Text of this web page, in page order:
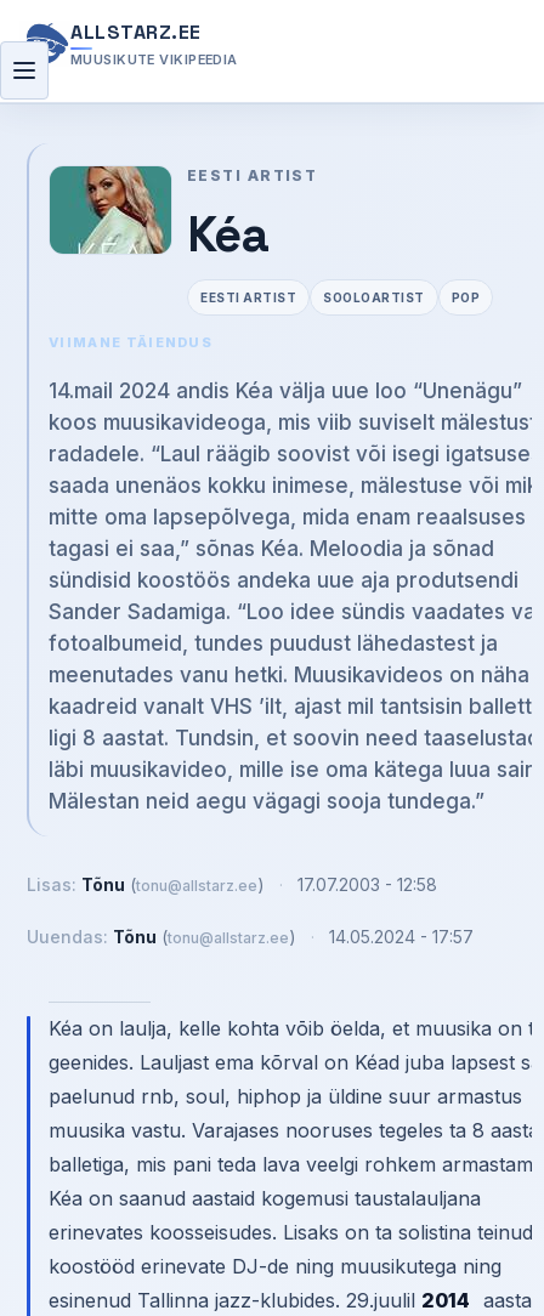
ALLSTARZ.EE
MUUSIKUTE VIKIPEEDIA
Menüü
EESTI ARTIST
Kéa
EESTI ARTIST SOOLOARTIST POP
VIIMANE TÄIENDUS
14.mail 2024 andis Kéa välja uue loo “Unenägu”
koos muusikavideoga, mis viib suviselt
radadele. “Laul räägib soovist või isegi
saada unenäos kokku inimese, mälestuse või
mitte oma lapsepõlvega, mida enam reaalsuses
tagasi ei saa,” sõnas Kéa. Meloodia ja sõnad
sündisid koostöös andeka uue aja produtsendi
Sander Sadamiga. “Loo idee sündis vaadates
fotoalbumeid, tundes puudust lähedastest ja
meenutades vanu hetki. Muusikavideos on näha
kaadreid vanalt VHS ’ilt, ajast mil tantsisin balletti
ligi 8 aastat. Tundsin, et soovin need
läbi muusikavideo, mille ise oma kätega luua sain.
Mälestan neid aegu vägagi sooja tundega.”
Lisas: Tõnu (tonu@allstarz.ee) · 17.07.2003 - 12:58
Uuendas: Tõnu (tonu@allstarz.ee) · 14.05.2024 - 17:57
Kéa on laulja, kelle kohta vōib öelda, et muusika on
geenides. Lauljast ema kõrval on Kéad juba lapsest
paelunud rnb, soul, hiphop ja üldine suur armastus
muusika vastu. Varajases nooruses tegeles ta 8 aastat
balletiga, mis pani teda lava veelgi rohkem
Kéa on saanud aastaid kogemusi taustalauljana
erinevates koosseisudes. Lisaks on ta solistina teinud
koostööd erinevate DJ-de ning muusikutega ning
esinenud Tallinna jazz-klubides. 29.juulil 2014 aastal